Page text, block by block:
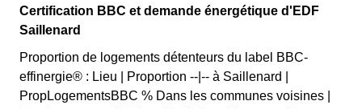
Certification BBC et demande énergétique d'EDF
Saillenard
Proportion de logements détenteurs du label BBC-
effinergie® : Lieu | Proportion --|-- à Saillenard |
PropLogementsBBC % Dans les communes voisines |